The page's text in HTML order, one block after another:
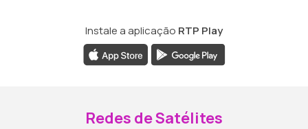
Instale a aplicação RTP Play
Redes de Satélites